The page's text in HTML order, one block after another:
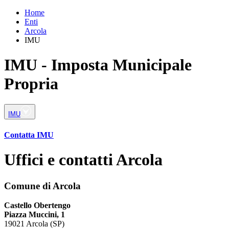
Home
Enti
Arcola
IMU
IMU - Imposta Municipale
Propria
IMU
Contatta IMU
Uffici e contatti Arcola
Comune di Arcola
Castello Obertengo
Piazza Muccini, 1
19021 Arcola (SP)